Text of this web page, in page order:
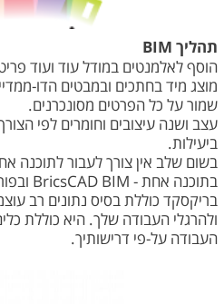
תהליך BIM
הוסף לאלמנטים במודל עוד ועוד
מוצג מיד בחתכים ובמבטים הדו-
שמור על כל הפרטים מסונכרנים.
עצב ושנה עיצובים וחומרים לפי
ביעילות.
בתוכנה אחת - BricsCAD BIM ובפורמט dwg.
בריקסקד כוללת בסיס נתונים רב
ולהרגלי העבודה שלך. היא כוללת
העבודה על-פי דרישותיך.